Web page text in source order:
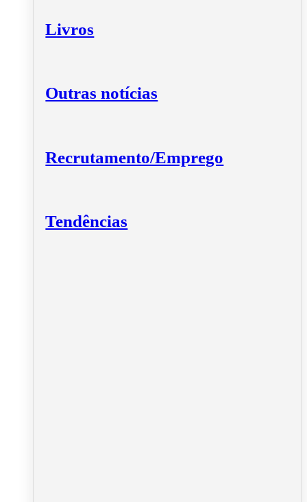
Livros
Outras notícias
Recrutamento/Emprego
Tendências